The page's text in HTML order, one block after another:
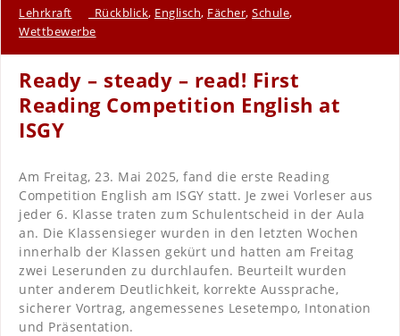
Lehrkraft _Rückblick, Englisch, Fächer, Schule,
Wettbewerbe
Ready – steady – read! First
Reading Competition English at
ISGY
Am Freitag, 23. Mai 2025, fand die erste Reading
Competition English am ISGY statt. Je zwei Vorleser aus
jeder 6. Klasse traten zum Schulentscheid in der Aula
an. Die Klassensieger wurden in den letzten Wochen
innerhalb der Klassen gekürt und hatten am Freitag
zwei Leserunden zu durchlaufen. Beurteilt wurden
unter anderem Deutlichkeit, korrekte Aussprache,
sicherer Vortrag, angemessenes Lesetempo, Intonation
und Präsentation.